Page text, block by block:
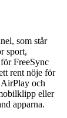
som står
sport,
FreeSync
rent nöje för
och
eller
apparna.